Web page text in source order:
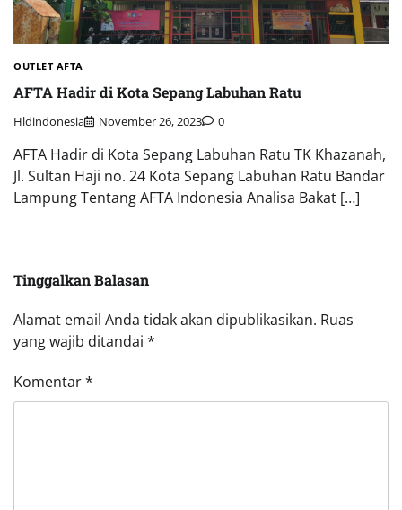
OUTLET AFTA
AFTA Hadir di Kota Sepang Labuhan Ratu
Hldindonesia November 26, 2023 0
AFTA Hadir di Kota Sepang Labuhan Ratu TK Khazanah,
Jl. Sultan Haji no. 24 Kota Sepang Labuhan Ratu Bandar
Lampung Tentang AFTA Indonesia Analisa Bakat […]
Tinggalkan Balasan
Alamat email Anda tidak akan dipublikasikan. Ruas
yang wajib ditandai *
Komentar*